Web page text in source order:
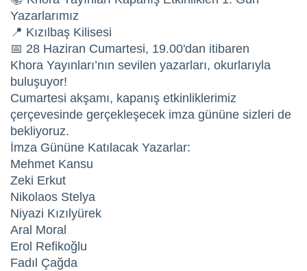
Yazarlarımız
📍 Kızılbaş Kilisesi
📅 28 Haziran Cumartesi, 19.00'dan itibaren
Khora Yayınları’nın sevilen yazarları, okurlarıyla
buluşuyor!
Cumartesi akşamı, kapanış etkinliklerimiz
çerçevesinde gerçekleşecek imza gününe sizleri de
bekliyoruz.
İmza Gününe Katılacak Yazarlar:
Mehmet Kansu
Zeki Erkut
Nikolaos Stelya
Niyazi Kızılyürek
Aral Moral
Erol Refikoğlu
Fadıl Çağda